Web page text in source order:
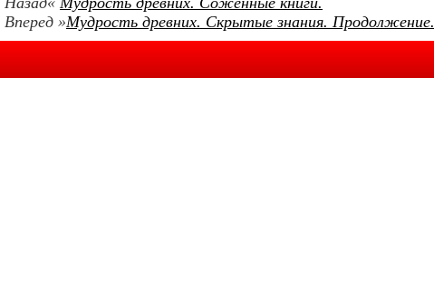
Вперед »Мудрость древних. Скрытые знания. Продолжение.